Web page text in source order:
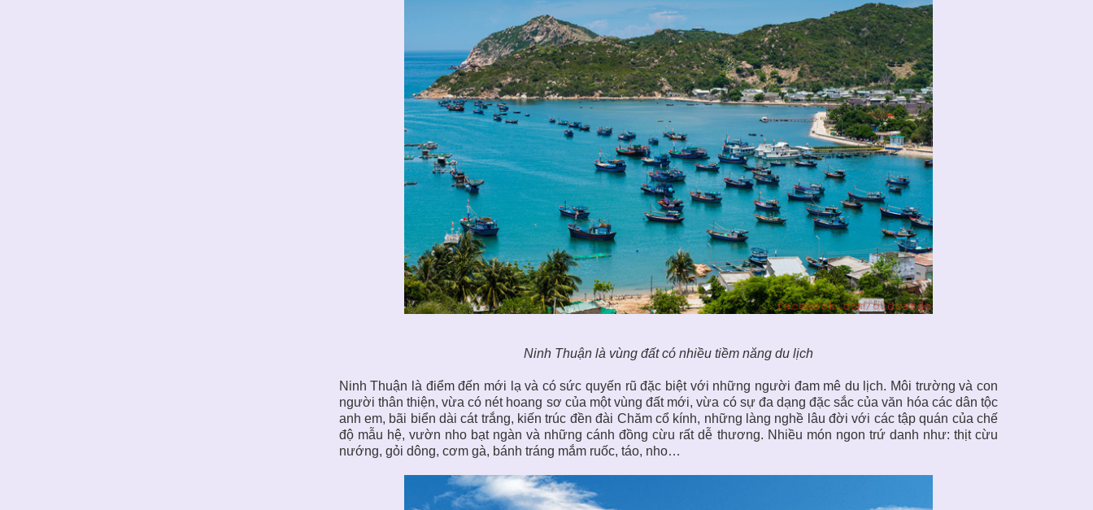
Ninh Thuận là vùng đất có nhiều tiềm năng du lịch
Ninh Thuận là điểm đến mới lạ và có sức quyến rũ đặc biệt với những người đam mê du lịch. Môi trường và con
người thân thiện, vừa có nét hoang sơ của một vùng đất mới, vừa có sự đa dạng đặc sắc của văn hóa các dân tộc
anh em, bãi biển dài cát trắng, kiến trúc đền đài Chăm cổ kính, những làng nghề lâu đời với các tập quán của chế
độ mẫu hệ, vườn nho bạt ngàn và những cánh đồng cừu rất dễ thương. Nhiều món ngon trứ danh như: thịt cừu
nướng, gỏi dông, cơm gà, bánh tráng mắm ruốc, táo, nho…